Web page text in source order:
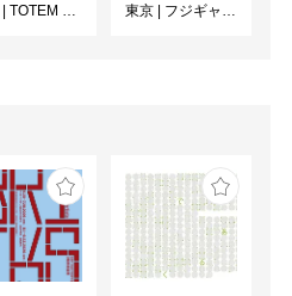
TOTEM POLE PHOTO GALLERY
東京
フジギャラリー新宿